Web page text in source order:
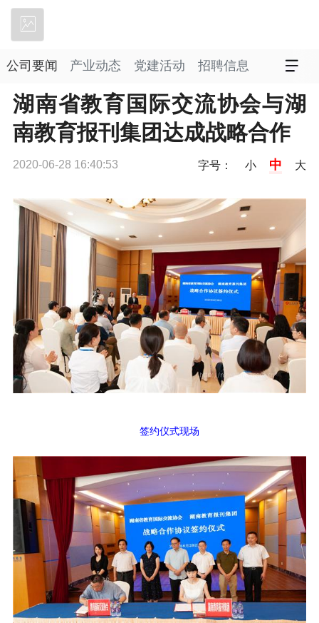
公司要闻 产业动态 党建活动 招聘信息
湖南省教育国际交流协会与湖
南教育报刊集团达成战略合作
2020-06-28 16:40:53 字号： 小 中 大
签约仪式现场